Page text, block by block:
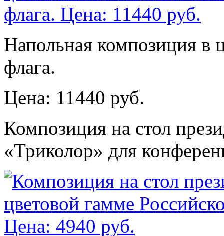
Напольная композиция в
флага.
Цена: 11440 руб.
Композиция на стол
«Триколор» для